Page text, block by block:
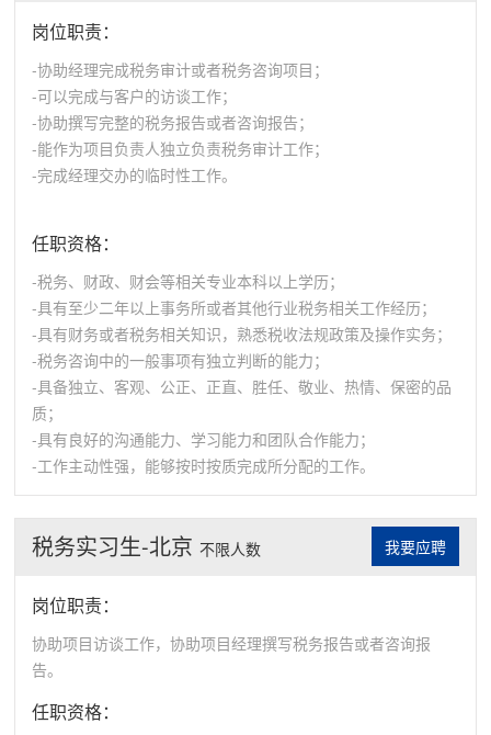
岗位职责：
-协助经理完成税务审计或者税务咨询项目；
-可以完成与客户的访谈工作；
-协助撰写完整的税务报告或者咨询报告；
-能作为项目负责人独立负责税务审计工作；
-完成经理交办的临时性工作。
任职资格：
-税务、财政、财会等相关专业本科以上学历；
-具有至少二年以上事务所或者其他行业税务相关工作经历；
-具有财务或者税务相关知识，熟悉税收法规政策及操作实务；
-税务咨询中的一般事项有独立判断的能力；
-具备独立、客观、公正、正直、胜任、敬业、热情、保密的品
质；
-具有良好的沟通能力、学习能力和团队合作能力；
-工作主动性强，能够按时按质完成所分配的工作。
税务实习生-北京 不限人数 我要应聘
岗位职责：
协助项目访谈工作，协助项目经理撰写税务报告或者咨询报
告。
任职资格：